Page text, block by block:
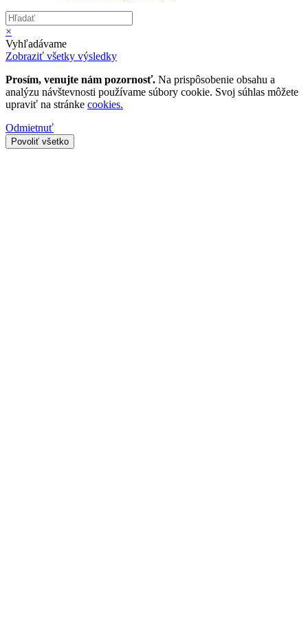
×
Vyhľadávame
Zobraziť všetky výsledky
Prosím, venujte nám pozornosť. Na prispôsobenie obsahu a
analýzu návštevnosti používame súbory cookie. Svoj súhlas môžete
upraviť na stránke cookies.
Odmietnuť
Povoliť všetko